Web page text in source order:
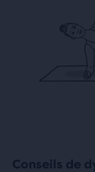
Conseils de